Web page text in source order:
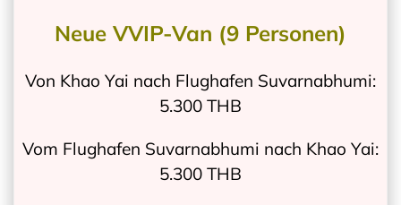
Neue VVIP-Van (9 Personen)
Von Khao Yai nach Flughafen Suvarnabhumi:
5.300 THB
Vom Flughafen Suvarnabhumi nach Khao Yai:
5.300 THB